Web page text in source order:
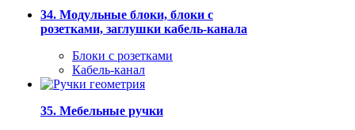
34. Модульные блоки, блоки с
розетками, заглушки кабель-канала
Блоки с розетками
Кабель-канал
35. Мебельные ручки